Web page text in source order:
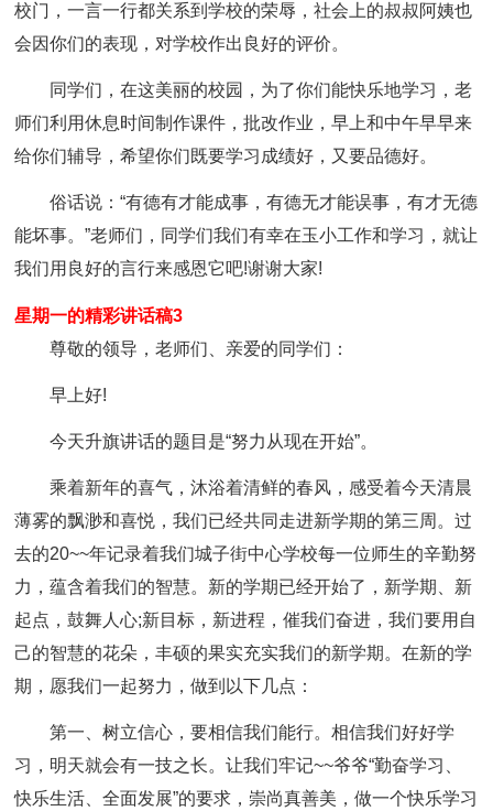
校门，一言一行都关系到学校的荣辱，社会上的叔叔阿姨也
会因你们的表现，对学校作出良好的评价。
同学们，在这美丽的校园，为了你们能快乐地学习，老
师们利用休息时间制作课件，批改作业，早上和中午早早来
给你们辅导，希望你们既要学习成绩好，又要品德好。
俗话说：“有德有才能成事，有德无才能误事，有才无德
能坏事。”老师们，同学们我们有幸在玉小工作和学习，就让
我们用良好的言行来感恩它吧!谢谢大家!
星期一的精彩讲话稿3
尊敬的领导，老师们、亲爱的同学们：
早上好!
今天升旗讲话的题目是“努力从现在开始”。
乘着新年的喜气，沐浴着清鲜的春风，感受着今天清晨
薄雾的飘渺和喜悦，我们已经共同走进新学期的第三周。过
去的20~~年记录着我们城子街中心学校每一位师生的辛勤努
力，蕴含着我们的智慧。新的学期已经开始了，新学期、新
起点，鼓舞人心;新目标，新进程，催我们奋进，我们要用自
己的智慧的花朵，丰硕的果实充实我们的新学期。在新的学
期，愿我们一起努力，做到以下几点：
第一、树立信心，要相信我们能行。相信我们好好学
习，明天就会有一技之长。让我们牢记~~爷爷“勤奋学习、
快乐生活、全面发展”的要求，崇尚真善美，做一个快乐学习